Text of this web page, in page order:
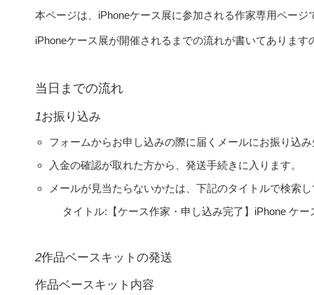
本ページは、iPhoneケース展に参加される作家専用ページ
iPhoneケース展が開催されるまでの流れが書いてありま
当日までの流れ
1 お振り込み
フォームからお申し込みの際に届くメールにお振り込
入金の確認が取れた方から、発送手続きに入ります。
メールが見当たらないかたは、下記のタイトルで検索
タイトル:【ケース作家・申し込み完了】iPhone ケ
2作品ベースキットの発送
作品ベースキット内容